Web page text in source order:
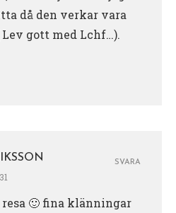
då den verkar vara
gott med Lchf…).
🙂 fina klänningar
SVARA